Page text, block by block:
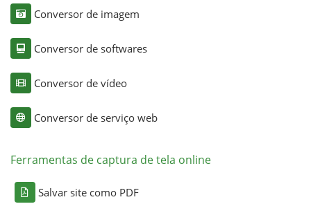
Conversor de imagem
Conversor de softwares
Conversor de vídeo
Conversor de serviço web
Ferramentas de captura de tela online
Salvar site como PDF